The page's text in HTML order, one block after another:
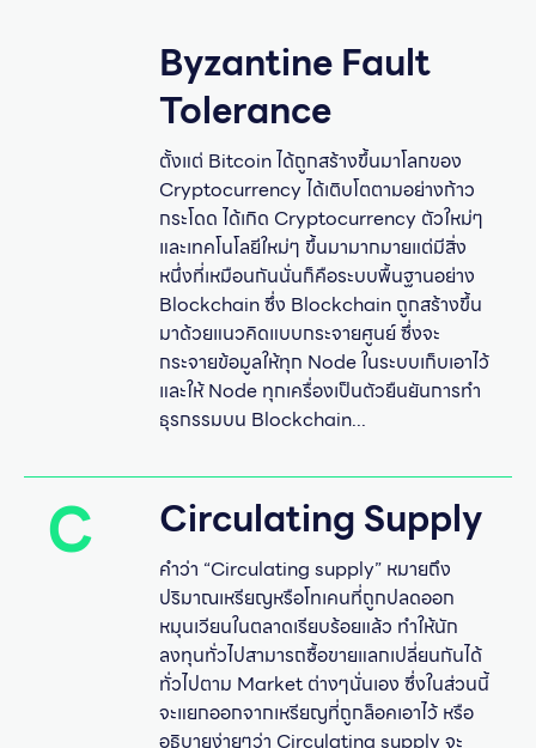
Byzantine Fault
Tolerance
ตั้งแต่ Bitcoin ได้ถูกสร้างขึ้นมาโลกของ
Cryptocurrency ได้เติบโตตามอย่างก้าว
กระโดด ได้เกิด Cryptocurrency ตัวใหม่ๆ
และเทคโนโลยีใหม่ๆ ขึ้นมามากมายแต่มีสิ่ง
หนึ่งที่เหมือนกันนั่นก็คือระบบพื้นฐานอย่าง
Blockchain ซึ่ง Blockchain ถูกสร้างขึ้น
มาด้วยแนวคิดแบบกระจายศูนย์ ซึ่งจะ
กระจายข้อมูลให้ทุก Node ในระบบเก็บเอาไว้
และให้ Node ทุกเครื่องเป็นตัวยืนยันการทำ
ธุรกรรมบน Blockchain...
C Circulating Supply
คำว่า “Circulating supply” หมายถึง
ปริมาณเหรียญหรือโทเคนที่ถูกปลดออก
หมุนเวียนในตลาดเรียบร้อยแล้ว ทำให้นัก
ลงทุนทั่วไปสามารถซื้อขายแลกเปลี่ยนกันได้
ทั่วไปตาม Market ต่างๆนั่นเอง ซึ่งในส่วนนี้
จะแยกออกจากเหรียญที่ถูกล็อคเอาไว้ หรือ
อธิบายง่ายๆว่า Circulating supply จะ